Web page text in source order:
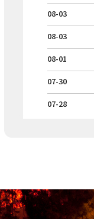
08-03
08-03
08-01
07-30
07-28